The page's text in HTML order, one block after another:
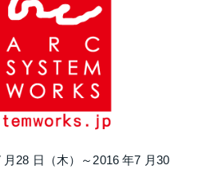
28 日（木）～2016 年7 月30